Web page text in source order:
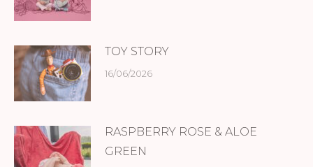
TOY STORY
16/06/2026
RASPBERRY ROSE & ALOE
GREEN